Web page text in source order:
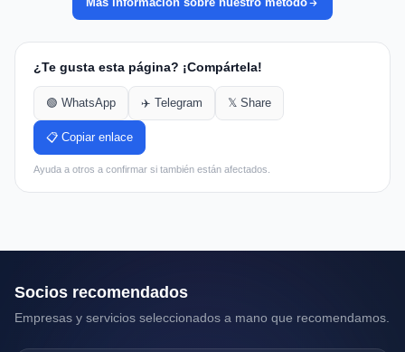
¿Te gusta esta página? ¡Compártela!
🟢 WhatsApp ✈️ Telegram 𝕏 Share
📋 Copiar enlace
Ayuda a otros a confirmar si también están afectados.
Socios recomendados
Empresas y servicios seleccionados a mano que recomendamos.